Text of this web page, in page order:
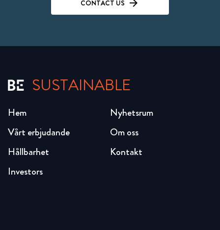
CONTACT US
SUSTAINABLE
Hem
Vårt erbjudande
Hållbarhet
Investors
Nyhetsrum
Om oss
Kontakt